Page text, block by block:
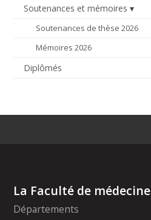
Soutenances et mémoires
Soutenances de thèse 2026
Mémoires 2026
Diplômés
La Faculté de médecine
Départements